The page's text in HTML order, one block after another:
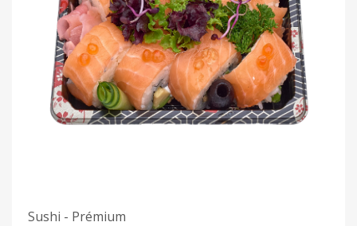
Sushi - Prémium